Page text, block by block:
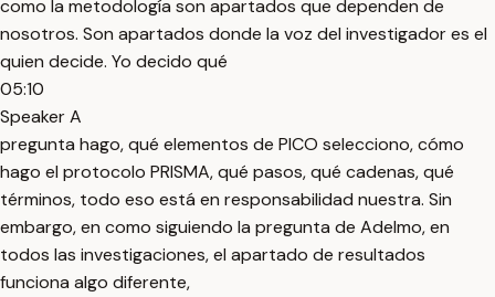
como la metodología son apartados que dependen de
nosotros. Son apartados donde la voz del investigador es el
quien decide. Yo decido qué
05:10
Speaker A
pregunta hago, qué elementos de PICO selecciono, cómo
hago el protocolo PRISMA, qué pasos, qué cadenas, qué
términos, todo eso está en responsabilidad nuestra. Sin
embargo, en como siguiendo la pregunta de Adelmo, en
todos las investigaciones, el apartado de resultados
funciona algo diferente,